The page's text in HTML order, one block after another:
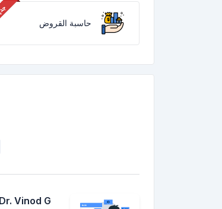
حاسبة القروض
Dr. Vinod G